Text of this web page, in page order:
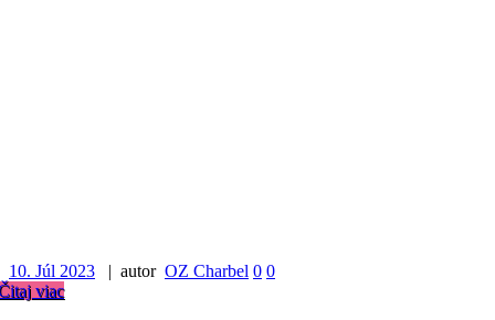
10. Júl 2023 | autor OZ Charbel 0 0
viac